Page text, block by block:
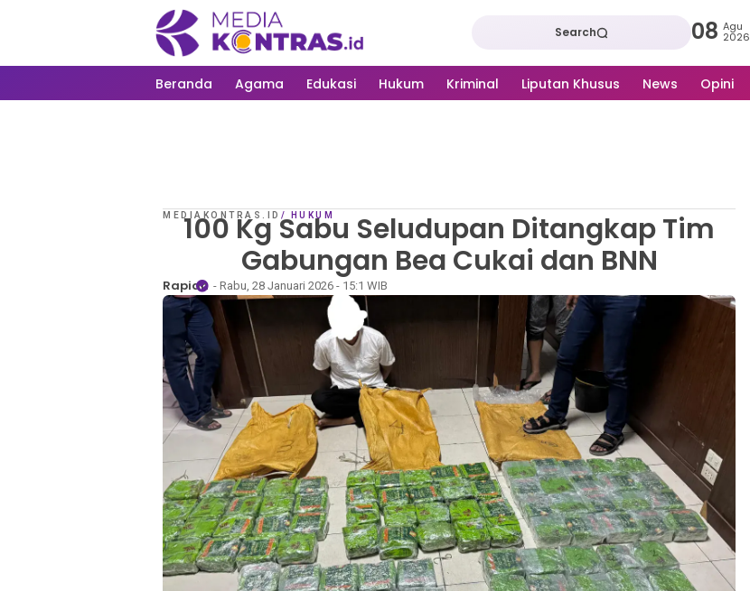
Search 08 Agu
2026
Beranda Agama Edukasi Hukum Kriminal Liputan Khusus News Opini
MEDIAKONTRAS.ID / HUKUM
100 Kg Sabu Seludupan Ditangkap Tim
Gabungan Bea Cukai dan BNN
Rapian - Rabu, 28 Januari 2026 - 15:1 WIB